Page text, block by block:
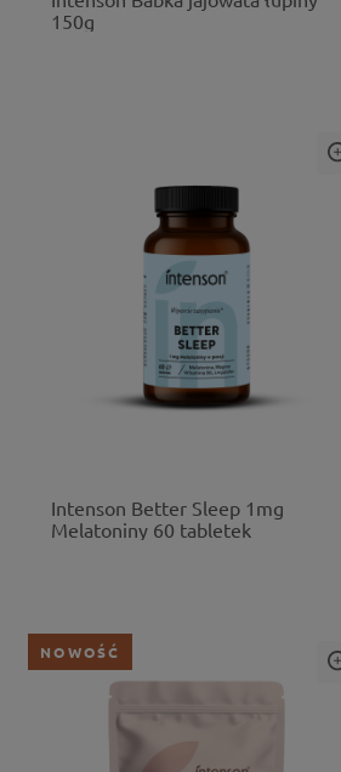
150g
Intenson Better Sleep 1mg
Melatoniny 60 tabletek
NOWOŚĆ